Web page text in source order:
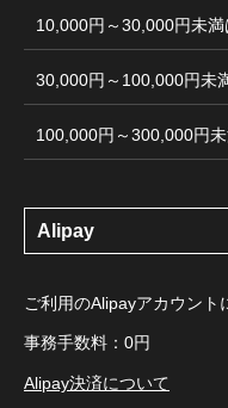
10,000円～30,000円未満
30,000円～100,000円未
100,000円～300,000円未
Alipay
ご利用のAlipayアカウント
事務手数料：0円
Alipay決済について